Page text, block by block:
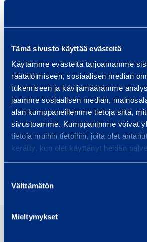
Tämä sivusto käyttää evästeitä
Käytämme evästeitä tarjoamamme
räätälöimiseen, sosiaalisen median
tukemiseen ja kävijämäärämme
jaamme sosiaalisen median,
alan kumppaneillemme tietoja siitä,
sivustoamme. Kumppanimme voivat
tietoja muihin tietoihin, joita olet
kerätty, kun olet käyttänyt heidän
valinta
Välttämätön
Mieltymykset
Sari Helander
CFO
Lisätiedot: Sari Helander, CFO of
puhelin: +358 50 379 1819, e-mail:
Sari.Helander@ramirent.com.